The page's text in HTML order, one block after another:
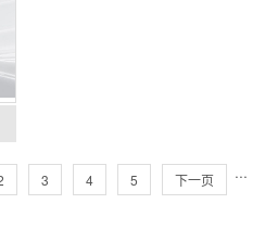
3 4 5 ···
下一页